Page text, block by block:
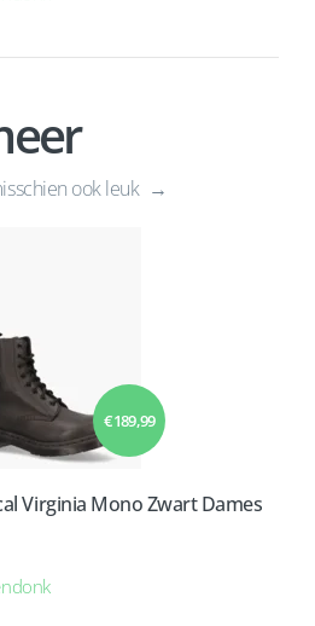
€ 189,99
Virginia Mono Zwart Dames
ook leuk